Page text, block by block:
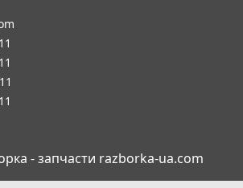
- запчасти razborka-ua.com